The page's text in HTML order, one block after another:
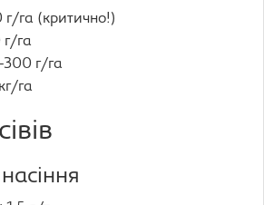
га (критично!)
г/га
г/га
га